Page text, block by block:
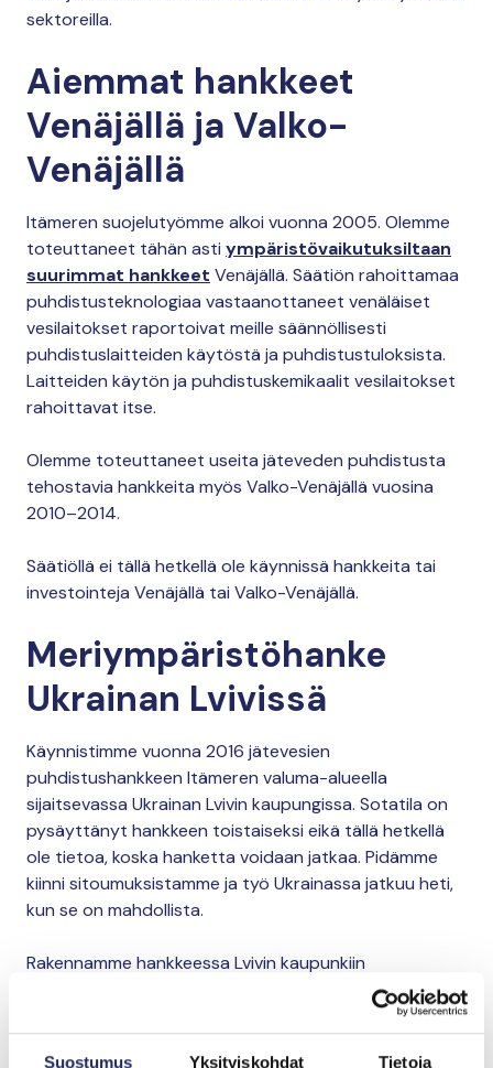
Suostumus Yksityiskohdat Tietoja
sektoreilla.
Aiemmat hankkeet
Venäjällä ja Valko-
Venäjällä
Itämeren suojelutyömme alkoi vuonna 2005. Olemme
toteuttaneet tähän asti ympäristövaikutuksiltaan
suurimmat hankkeet Venäjällä. Säätiön rahoittamaa
puhdistusteknologiaa vastaanottaneet venäläiset
vesilaitokset raportoivat meille säännöllisesti
puhdistuslaitteiden käytöstä ja puhdistustuloksista.
Laitteiden käytön ja puhdistuskemikaalit vesilaitokset
rahoittavat itse.
Olemme toteuttaneet useita jäteveden puhdistusta
tehostavia hankkeita myös Valko-Venäjällä vuosina
2010–2014.
Säätiöllä ei tällä hetkellä ole käynnissä hankkeita tai
investointeja Venäjällä tai Valko-Venäjällä.
Meriympäristöhanke
Ukrainan Lvivissä
Käynnistimme vuonna 2016 jätevesien
puhdistushankkeen Itämeren valuma-alueella
sijaitsevassa Ukrainan Lvivin kaupungissa. Sotatila on
pysäyttänyt hankkeen toistaiseksi eikä tällä hetkellä
ole tietoa, koska hanketta voidaan jatkaa. Pidämme
kiinni sitoumuksistamme ja työ Ukrainassa jatkuu heti,
kun se on mahdollista.
Rakennamme hankkeessa Lvivin kaupunkiin
suunniteltuun biokaasulaitokseen tehokkaan
jätevesien fosforipoiston. Hanke on osa Lvivin